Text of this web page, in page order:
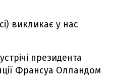
викликає у нас
президента
Франсуа Олландом